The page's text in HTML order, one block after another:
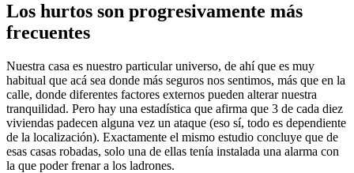
Los hurtos son progresivamente más
frecuentes
Nuestra casa es nuestro particular universo, de ahí que es muy
habitual que acá sea donde más seguros nos sentimos, más que en la
calle, donde diferentes factores externos pueden alterar nuestra
tranquilidad. Pero hay una estadística que afirma que 3 de cada diez
viviendas padecen alguna vez un ataque (eso sí, todo es dependiente
de la localización). Exactamente el mismo estudio concluye que de
esas casas robadas, solo una de ellas tenía instalada una alarma con
la que poder frenar a los ladrones.